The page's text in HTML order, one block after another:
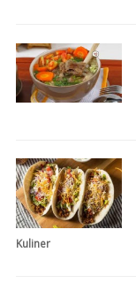
Kuliner